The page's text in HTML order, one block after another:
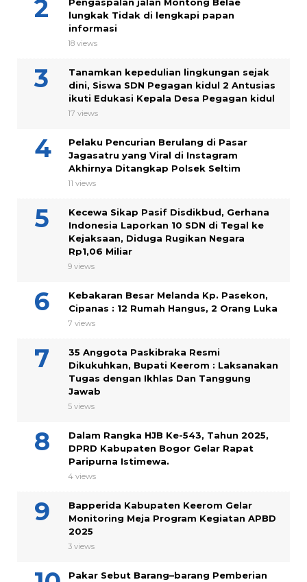
Pengaspalan jalan Montong Belae
lungkak Tidak di lengkapi papan
informasi
18 views
Tanamkan kepedulian lingkungan sejak
dini, Siswa SDN Pegagan kidul 2 Antusias
ikuti Edukasi Kepala Desa Pegagan kidul
17 views
Pelaku Pencurian Berulang di Pasar
Jagasatru yang Viral di Instagram
Akhirnya Ditangkap Polsek Seltim
11 views
Kecewa Sikap Pasif Disdikbud, Gerhana
Indonesia Laporkan 10 SDN di Tegal ke
Kejaksaan, Diduga Rugikan Negara
Rp1,06 Miliar
9 views
Kebakaran Besar Melanda Kp. Pasekon,
Cipanas : 12 Rumah Hangus, 2 Orang Luka
7 views
35 Anggota Paskibraka Resmi
Dikukuhkan, Bupati Keerom : Laksanakan
Tugas dengan Ikhlas Dan Tanggung
Jawab
5 views
Dalam Rangka HJB Ke-543, Tahun 2025,
DPRD Kabupaten Bogor Gelar Rapat
Paripurna Istimewa.
4 views
Bapperida Kabupaten Keerom Gelar
Monitoring Meja Program Kegiatan APBD
2025
3 views
Pakar Sebut Barang–barang Pemberian